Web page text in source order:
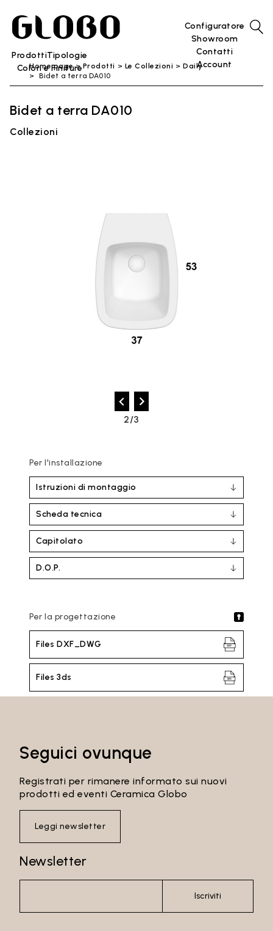
ProdottiTipologie
Colori e Finiture
Configuratore
Showroom
Contatti
Account
Home page Prodotti Le Collezioni
Daily
Bidet a terra DA010
Bidet a terra DA010
Collezioni
2/3
Per l'installazione
Istruzioni di montaggio
Scheda tecnica
Capitolato
D.O.P.
Per la progettazione
Files DXF_DWG
Files 3ds
Password
Seguici ovunque
Registrati per rimanere informato sui nuovi
prodotti ed eventi Ceramica Globo
Leggi newsletter
Newsletter
Iscriviti